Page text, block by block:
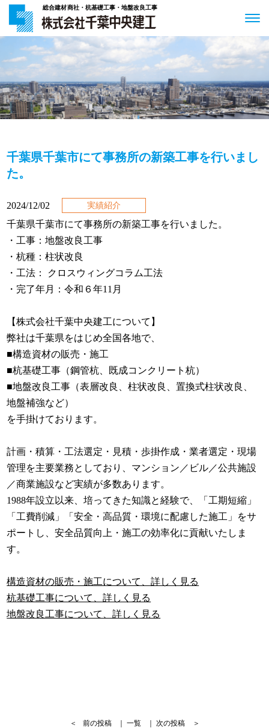
総合建材商社・杭基礎工事・地盤改良工事
千葉県千葉市にて事務所の新築工事を行いまし
た。
2024/12/02 実績紹介
千葉県千葉市にて事務所の新築工事を行いました。
・工事：地盤改良工事
・杭種 ：柱状改良
・工法： クロスウィングコラム工法
・完了年月：令和６年11月
【株式会社千葉中央建工について】
弊社は千葉県をはじめ全国各地で、
■構造資材の販売・施工
■杭基礎工事（鋼管杭、既成コンクリート杭）
■地盤改良工事（表層改良、柱状改良、置換式柱状改良、
地盤補強など）
を手掛けております。
計画・積算・工法選定・見積・歩掛作成・業者選定・現場
管理を主要業務としており、マンション／ビル／公共施設
／商業施設など実績が多数あります。
1988年設立以来、培ってきた知識と経験で、「工期短縮」
「工費削減」「安全・高品質・環境に配慮した施工」をサ
ポートし、安全品質向上・施工の効率化に貢献いたしま
す。
構造資材の販売・施工について、詳しく見る
杭基礎工事について、詳しく見る
地盤改良工事について、詳しく見る
＜ 前の投稿 ｜ 一覧 ｜ 次の投稿 ＞